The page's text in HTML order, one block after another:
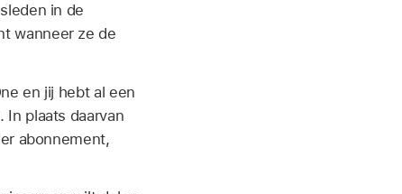
in de
wanneer ze de
en jij hebt al een
plaats daarvan
abonnement,